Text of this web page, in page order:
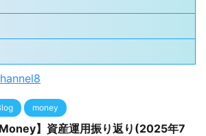
money
Money】資産運用振り返り(2025年7